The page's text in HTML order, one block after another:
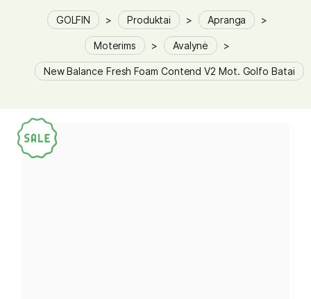
GOLFIN > Produktai > Apranga >
Moterims > Avalynė >
New Balance Fresh Foam Contend V2 Mot. Golfo Batai